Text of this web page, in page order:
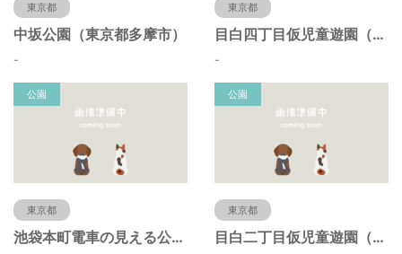
東京都
中坂公園（東京都多摩市）
-
東京都
目白四丁目仮児童遊園（東京都豊島区）
-
公園
東京都
池袋本町電車の見える公園（東京都豊島区）
公園
東京都
目白二丁目仮児童遊園（東京都豊島区）